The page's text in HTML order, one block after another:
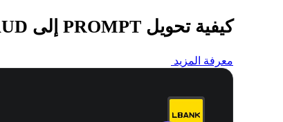
كيفية تحويل PROMPT إلى AUD
معرفة المزيد